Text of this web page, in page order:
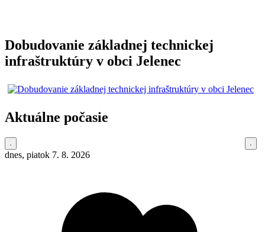
Dobudovanie základnej technickej
infraštruktúry v obci Jelenec
Aktuálne počasie
dnes, piatok 7. 8. 2026